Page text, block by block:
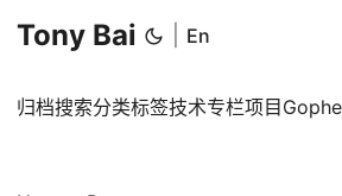
Tony Bai En
归档搜索分类标签技术专栏项目